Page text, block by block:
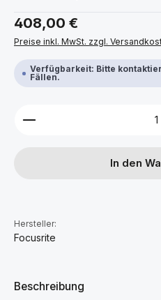
Regulärer Preis:
408,00 €
Preise inkl. MwSt. zzgl.
Verfügbarkeit: Bitte
Fällen.
Produkt Anzahl: Gib
In den
Hersteller:
Focusrite
Beschreibung